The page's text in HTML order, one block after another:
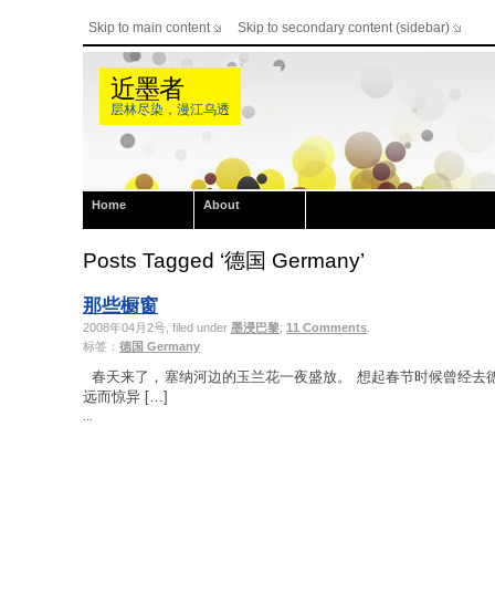
Skip to main content Skip to secondary content (sidebar)
近墨者
层林尽染，漫江乌透
Home About
Posts Tagged ‘德国 Germany’
那些橱窗
2008年04月2号, filed under 墨浸巴黎; 11 Comments
标签： 德国 Germany
春天来了，塞纳河边的玉兰花一夜盛放。 想起春节时候曾经去
远而惊异 […]